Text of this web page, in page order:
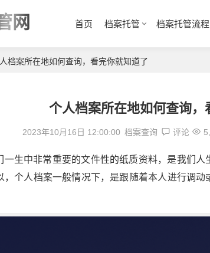
网 首页 档案托管 档案托管流程
档案所在地如何查询，看完你就知道了
个人档案所在地如何查询，
2023年10月16日 12:00:00 档案查询 评论
一生中非常重要的文件性的纸质资料，是我们
，个人档案一般情况下，是跟随着本人进行调